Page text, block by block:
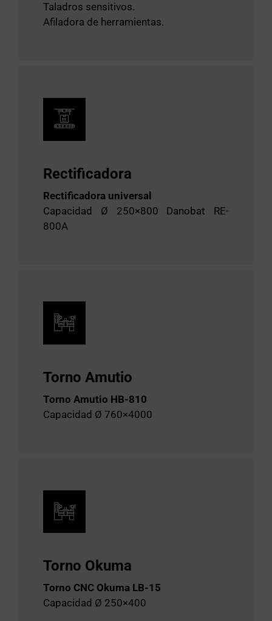
Taladros sensitivos.
Afiladora de herramientas.
Rectificadora
Rectificadora universal
Capacidad Ø 250×800 Danobat RE-
800A
Torno Amutio
Torno Amutio HB-810
Capacidad Ø 760×4000
Torno Okuma
Torno CNC Okuma LB-15
Capacidad Ø 250×400